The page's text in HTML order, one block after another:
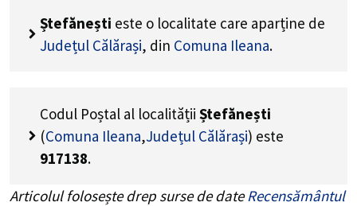
Ștefănești este o localitate care aparține de
Județul Călărași, din Comuna Ileana.
Codul Poștal al localității Ștefănești
(Comuna Ileana,Județul Călărași) este
917138.
Articolul folosește drep surse de dateRecensământul